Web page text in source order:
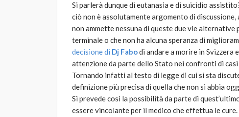
Si parlerà dunque di eutanasia e di suicidio
ciò non è assolutamente argomento di
non ammette nessuna di queste due vie
terminale o che non ha alcuna speranza di
decisione di Dj Fabodi andare a morire in Svizzera
attenzione da parte dello Stato nei confronti di casi
Tornando infatti al testo di legge di cui si sta
definizione più precisa di quella che non si abbia
Si prevede così la possibilità da parte di
essere vincolante per il medico che effettua le
god 1 anno ago